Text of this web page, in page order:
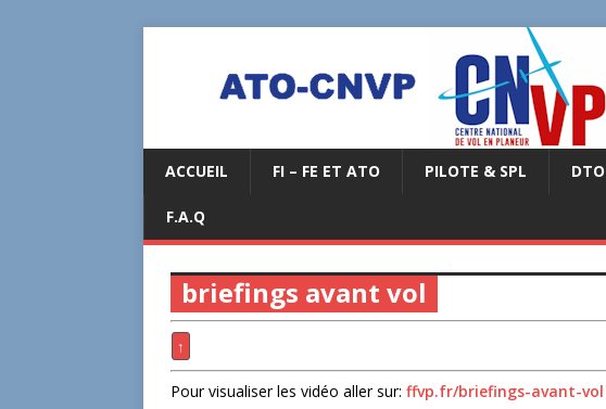
ACCUEIL FI – FE ET ATO PILOTE & SPL
F.A.Q
briefings avant vol
↑
Pour visualiser les vidéo aller sur: ffvp.fr/briefings-avant-vol